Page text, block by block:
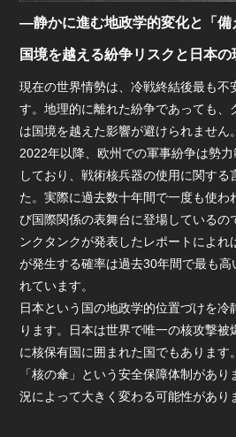
―静かに進む地政学的変化と「
国境を越える紛争リスクと日本の
現在の世界情勢は、冷戦終結後最も不
す。地理的に離れた紛争であっても、
は国境を越えた影響が避けられません。
2022年以降、欧州での軍事紛争は勢
しており、戦術核兵器の使用に関する
た。実際に過去数十年間で一度も使わ
び国際関係の表舞台に登場しているの
ンクタンクが発表したレポートによれ
が発生する確率は過去30年間で最も高
れています。
日本という国の地政学的位置づけを冷
ります。日本は世界で唯一の核攻撃
に核保有国に囲まれた国でもあります
「核の傘」という安全保障体制があ
況によって大きく変わる可能性があり